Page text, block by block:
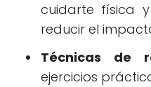
cuidarte física
reducir el
Técnicas de
ejercicios